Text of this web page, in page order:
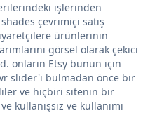
işlerinden
çevrimiçi satış
ürünlerinin
görsel olarak çekici
onların Etsy bunun için
slider'ı bulmadan önce bir
ve hiçbiri sitenin bir
kullanışsız ve kullanımı